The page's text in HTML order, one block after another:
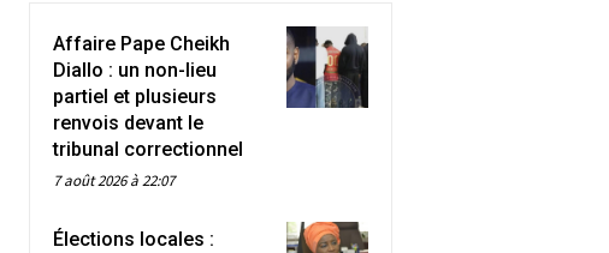
Affaire Pape Cheikh
Diallo : un non-lieu
partiel et plusieurs
renvois devant le
tribunal correctionnel
7 août 2026 à 22:07
Élections locales :